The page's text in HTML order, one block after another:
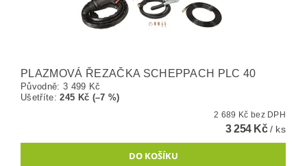
PLAZMOVÁ ŘEZAČKA SCHEPPACH PLC 40
Původně: 3 499 Kč
Ušetříte:245 Kč (–7 %)
2 689 Kč bez DPH
3 254 Kč/ ks